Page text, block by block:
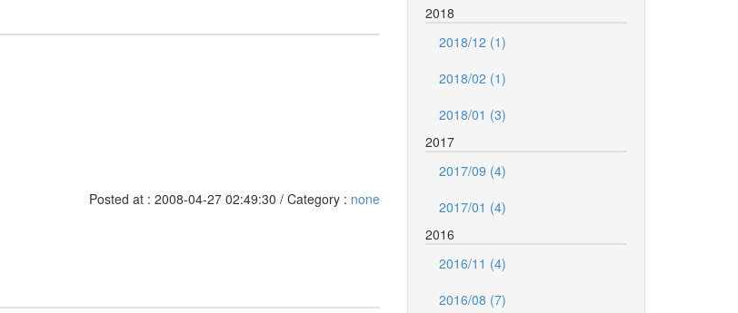
Posted at : 2008-04-27 02:49:30 / Category : none
2018
2018/12 (1)
2018/02 (1)
2018/01 (3)
2017
2017/09 (4)
2017/01 (4)
2016
2016/11 (4)
2016/08 (7)